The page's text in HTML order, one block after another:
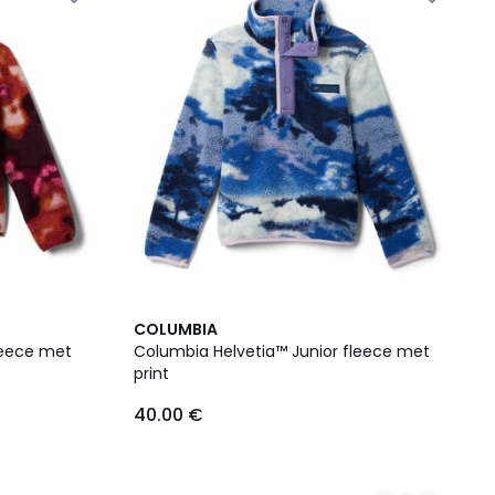
met
COLUMBIA
Columbia Helvetia™ Junior fleece met
print
40.00 €
2
Kleuren